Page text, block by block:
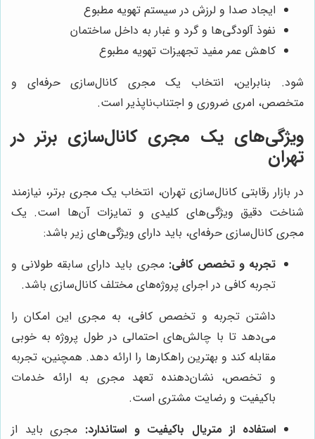
ایجاد صدا و لرزش در سیستم تهویه مطبوع
نفوذ آلودگی‌ها و گرد و غبار به داخل ساختمان
کاهش عمر مفید تجهیزات تهویه مطبوع
شود. بنابراین، انتخاب یک مجری کانال‌سازی حرفه‌ای و
متخصص، امری ضروری و اجتناب‌ناپذیر است.
ویژگی‌های یک مجری کانال‌سازی برتر در
تهران
در بازار رقابتی کانال‌سازی تهران، انتخاب یک مجری برتر، نیازمند
شناخت دقیق ویژگی‌های کلیدی و تمایزات آن‌ها است. یک
مجری کانال‌سازی حرفه‌ای، باید دارای ویژگی‌های زیر باشد:
تجربه و تخصص کافی: مجری باید دارای سابقه طولانی و
تجربه کافی در اجرای پروژه‌های مختلف کانال‌سازی باشد.
داشتن تجربه و تخصص کافی، به مجری این امکان را
می‌دهد تا با چالش‌های احتمالی در طول پروژه به خوبی
مقابله کند و بهترین راهکارها را ارائه دهد. همچنین، تجربه
و تخصص، نشان‌دهنده تعهد مجری به ارائه خدمات
باکیفیت و رضایت مشتری است.
استفاده از متریال باکیفیت و استاندارد: مجری باید از